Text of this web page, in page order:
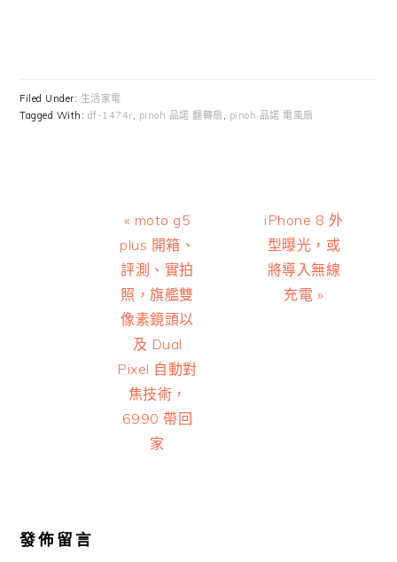
Filed Under: 生活家電
Tagged With: df-1474r pinoh 品諾 翻轉扇 pinoh 品諾 電風扇
Previous
Post:
« moto g5
plus 開箱、
評測、實拍
照，旗艦雙
像素鏡頭以
及 Dual
Pixel 自動對
焦技術，
6990 帶回
家
Next
Post:
iPhone 8 外
型曝光，或
將導入無線
充電 »
發佈留言